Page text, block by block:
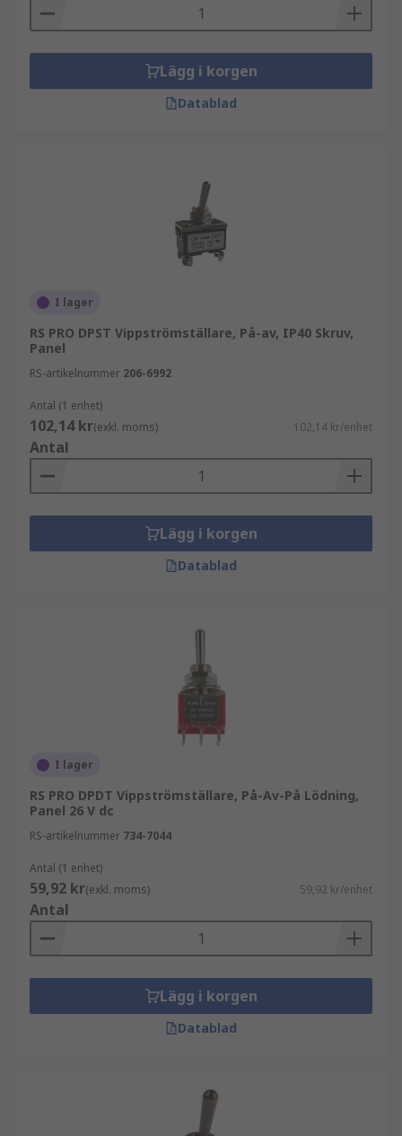
Lägg i korgen
Datablad
I lager
RS PRO DPST Vippströmställare, På-av, IP40 Skruv,
Panel
RS-artikelnummer 206-6992
Antal (1 enhet)
102,14 kr(exkl. moms) 102,14 kr/enhet
Antal
Lägg i korgen
Datablad
I lager
RS PRO DPDT Vippströmställare, På-Av-På Lödning,
Panel 26 V dc
RS-artikelnummer 734-7044
Antal (1 enhet)
59,92 kr(exkl. moms) 59,92 kr/enhet
Antal
Lägg i korgen
Datablad